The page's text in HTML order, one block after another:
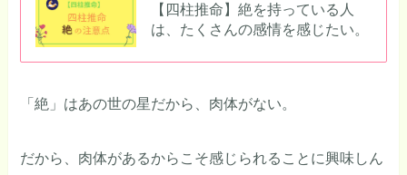
【四柱推命】絶を持っている人
は、たくさんの感情を感じたい。
「絶」はあの世の星だから、肉体がない。
だから、肉体があるからこそ感じられることに興味しん